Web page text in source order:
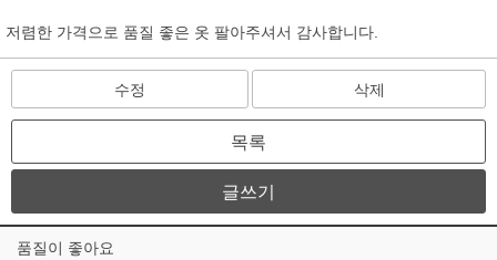
저렴한 가격으로 품질 좋은 옷 팔아주셔서 감사합니다.
수정 삭제
목록
글쓰기
품질이 좋아요